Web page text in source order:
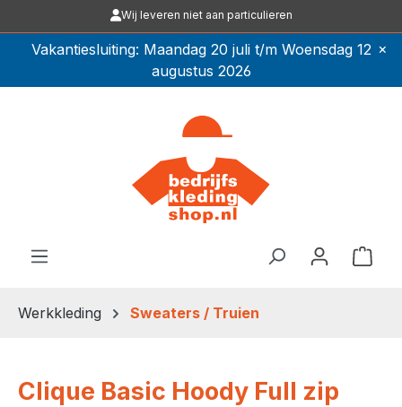
Ga naar de hoofdinhoudWij leveren niet aan particulieren
Vakantiesluiting: Maandag 20 juli t/m Woensdag 12
augustus 2026
×
Werkkleding Sweaters / Truien
Clique Basic Hoody Full zip